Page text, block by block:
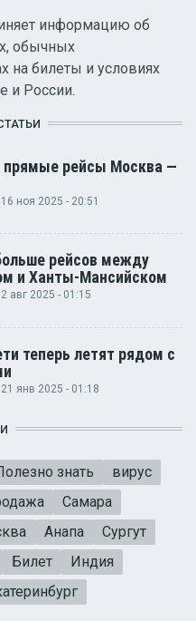
информацию об
обычных
на билеты и условиях
и России.
прямые рейсы Москва —
16 ноя 2025 - 20:51
рейсов между
и Ханты-Мансийском
2 авг 2025 - 01:15
теперь летят рядом с
21 янв 2025 - 01:18
знать
вирус
Самара
Анапа
Сургут
Билет
Индия